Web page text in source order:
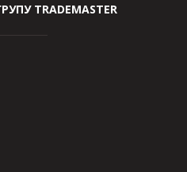
TRADEMASTER